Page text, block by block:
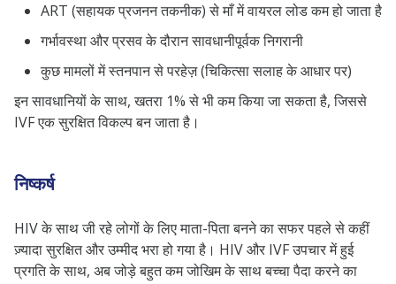
ART (सहायक प्रजनन तकनीक) से माँ में वायरल लोड कम हो जाता है
गर्भावस्था और प्रसव के दौरान सावधानीपूर्वक निगरानी
कुछ मामलों में स्तनपान से परहेज़ (चिकित्सा सलाह के आधार पर)
इन सावधानियों के साथ, खतरा 1% से भी कम किया जा सकता है, जिससे
IVF एक सुरक्षित विकल्प बन जाता है।
निष्कर्ष
HIV के साथ जी रहे लोगों के लिए माता-पिता बनने का सफर पहले से कहीं
ज़्यादा सुरक्षित और उम्मीद भरा हो गया है। HIV और IVF उपचार में हुई
प्रगति के साथ, अब जोड़े बहुत कम जोखिम के साथ बच्चा पैदा करने का